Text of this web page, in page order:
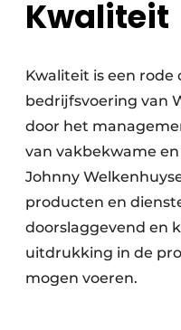
Kwaliteit
Kwaliteit is een rode
bedrijfsvoering van
door het
van vakbekwame
Johnny
producten en
doorslaggevend en
uitdrukking in de
mogen voeren.